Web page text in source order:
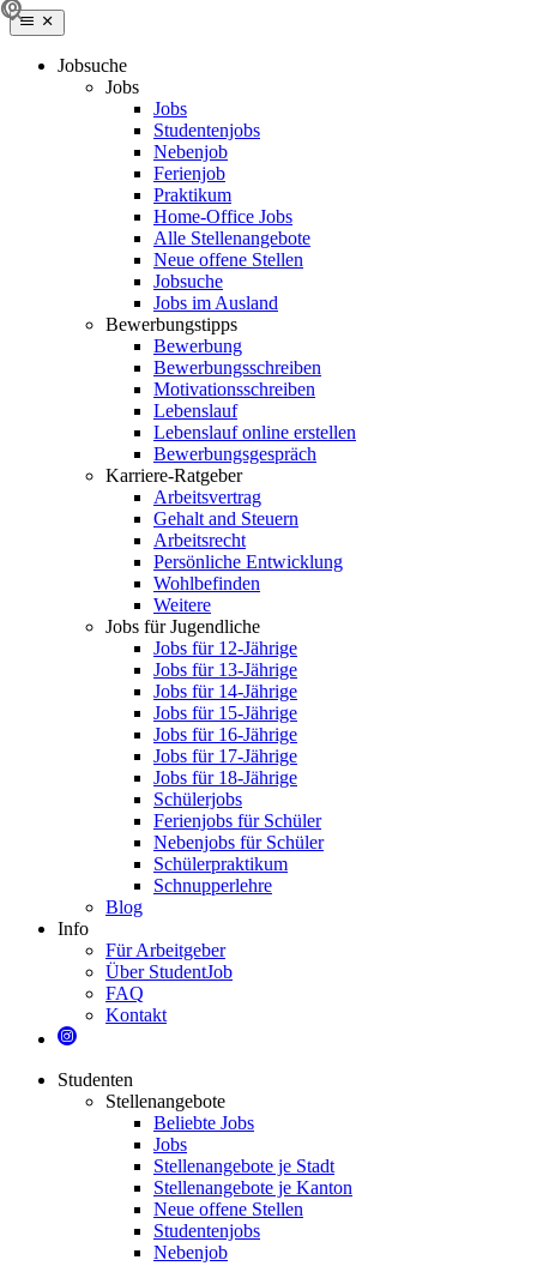
Jobsuche
Jobs
Jobs
Studentenjobs
Nebenjob
Ferienjob
Praktikum
Home-Office Jobs
Alle Stellenangebote
Neue offene Stellen
Jobsuche
Jobs im Ausland
Bewerbungstipps
Bewerbung
Bewerbungsschreiben
Motivationsschreiben
Lebenslauf
Lebenslauf online erstellen
Bewerbungsgespräch
Karriere-Ratgeber
Arbeitsvertrag
Gehalt and Steuern
Arbeitsrecht
Persönliche Entwicklung
Wohlbefinden
Weitere
Jobs für Jugendliche
Jobs für 12-Jährige
Jobs für 13-Jährige
Jobs für 14-Jährige
Jobs für 15-Jährige
Jobs für 16-Jährige
Jobs für 17-Jährige
Jobs für 18-Jährige
Schülerjobs
Ferienjobs für Schüler
Nebenjobs für Schüler
Schülerpraktikum
Schnupperlehre
Blog
Info
Für Arbeitgeber
Über StudentJob
FAQ
Kontakt
Studenten
Stellenangebote
Beliebte Jobs
Jobs
Stellenangebote je Stadt
Stellenangebote je Kanton
Neue offene Stellen
Studentenjobs
Nebenjob